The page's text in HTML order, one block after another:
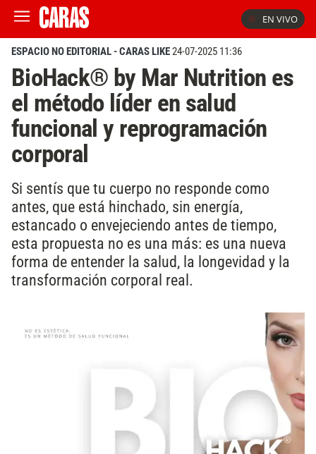
EN VIVO
ESPACIO NO EDITORIAL - CARAS LIKE24-07-2025 11:36
BioHack® by Mar Nutrition es
el método líder en salud
funcional y reprogramación
corporal
Si sentís que tu cuerpo no responde como
antes, que está hinchado, sin energía,
estancado o envejeciendo antes de tiempo,
esta propuesta no es una más: es una nueva
forma de entender la salud, la longevidad y la
transformación corporal real.